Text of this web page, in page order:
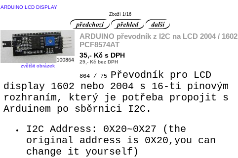
ARDUINO LCD DISPLAY
Zboží 1/16
zvětšit obrázek
ARDUINO převodník z I2C na LCD 2004 / 1602
PCF8574AT
35,- Kč s DPH
29,- Kč bez DPH
864 / 75 Převodník pro LCD
display 1602 nebo 2004 s 16-ti pinovým
rozhraním, který je potřeba propojit s
Arduinem po sběrnici I2C.
I2C Address: 0X20~0X27 (the
original address is 0X20,you can
change it yourself)